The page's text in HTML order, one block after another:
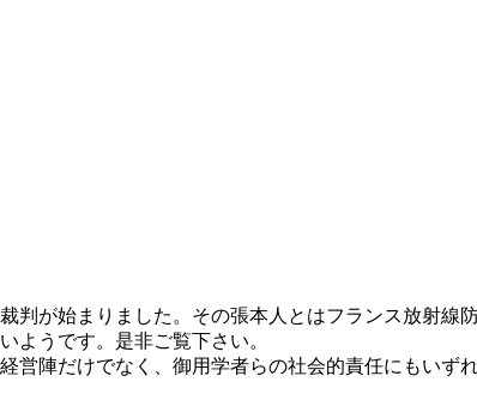
が始まりました。その張本人とはフランス放射線
ようです。是非ご覧下さい。
営陣だけでなく、御用学者らの社会的責任にもいず